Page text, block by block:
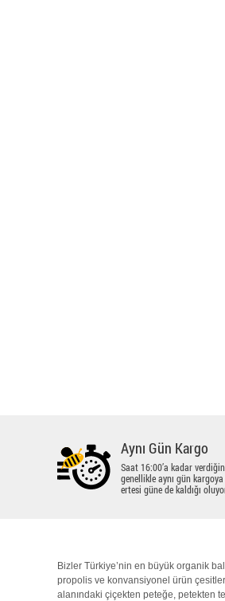
Aynı Gün Kargo
Saat 16:00’a kadar
genellikle aynı gün
ertesi güne de kaldığı
Bizler Türkiye’nin en büyük organik bal
propolis ve konvansiyonel ürün
alanındaki çiçekten peteğe, petekten